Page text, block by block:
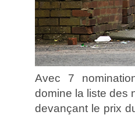
Avec 7
domine la liste des
devançant le prix